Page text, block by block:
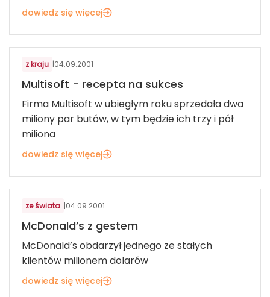
dowiedz się więcej
z kraju |04.09.2001
Multisoft - recepta na sukces
Firma Multisoft w ubiegłym roku sprzedała dwa
miliony par butów, w tym będzie ich trzy i pół
miliona
dowiedz się więcej
ze świata |04.09.2001
McDonald’s z gestem
McDonald’s obdarzył jednego ze stałych
klientów milionem dolarów
dowiedz się więcej